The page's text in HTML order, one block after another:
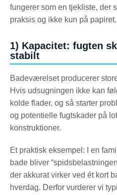
fungerer som en tjekliste, der
praksis og ikke kun på papiret.
1) Kapacitet: fugten
stabilt
Badeværelset producerer
Hvis udsugningen ikke kan
kolde flader, og så starter
og potentielle fugtskader på
konstruktioner.
Et praktisk eksempel: I en
bade bliver
der akkurat virker ved ét kort
hverdag. Derfor vurderer vi